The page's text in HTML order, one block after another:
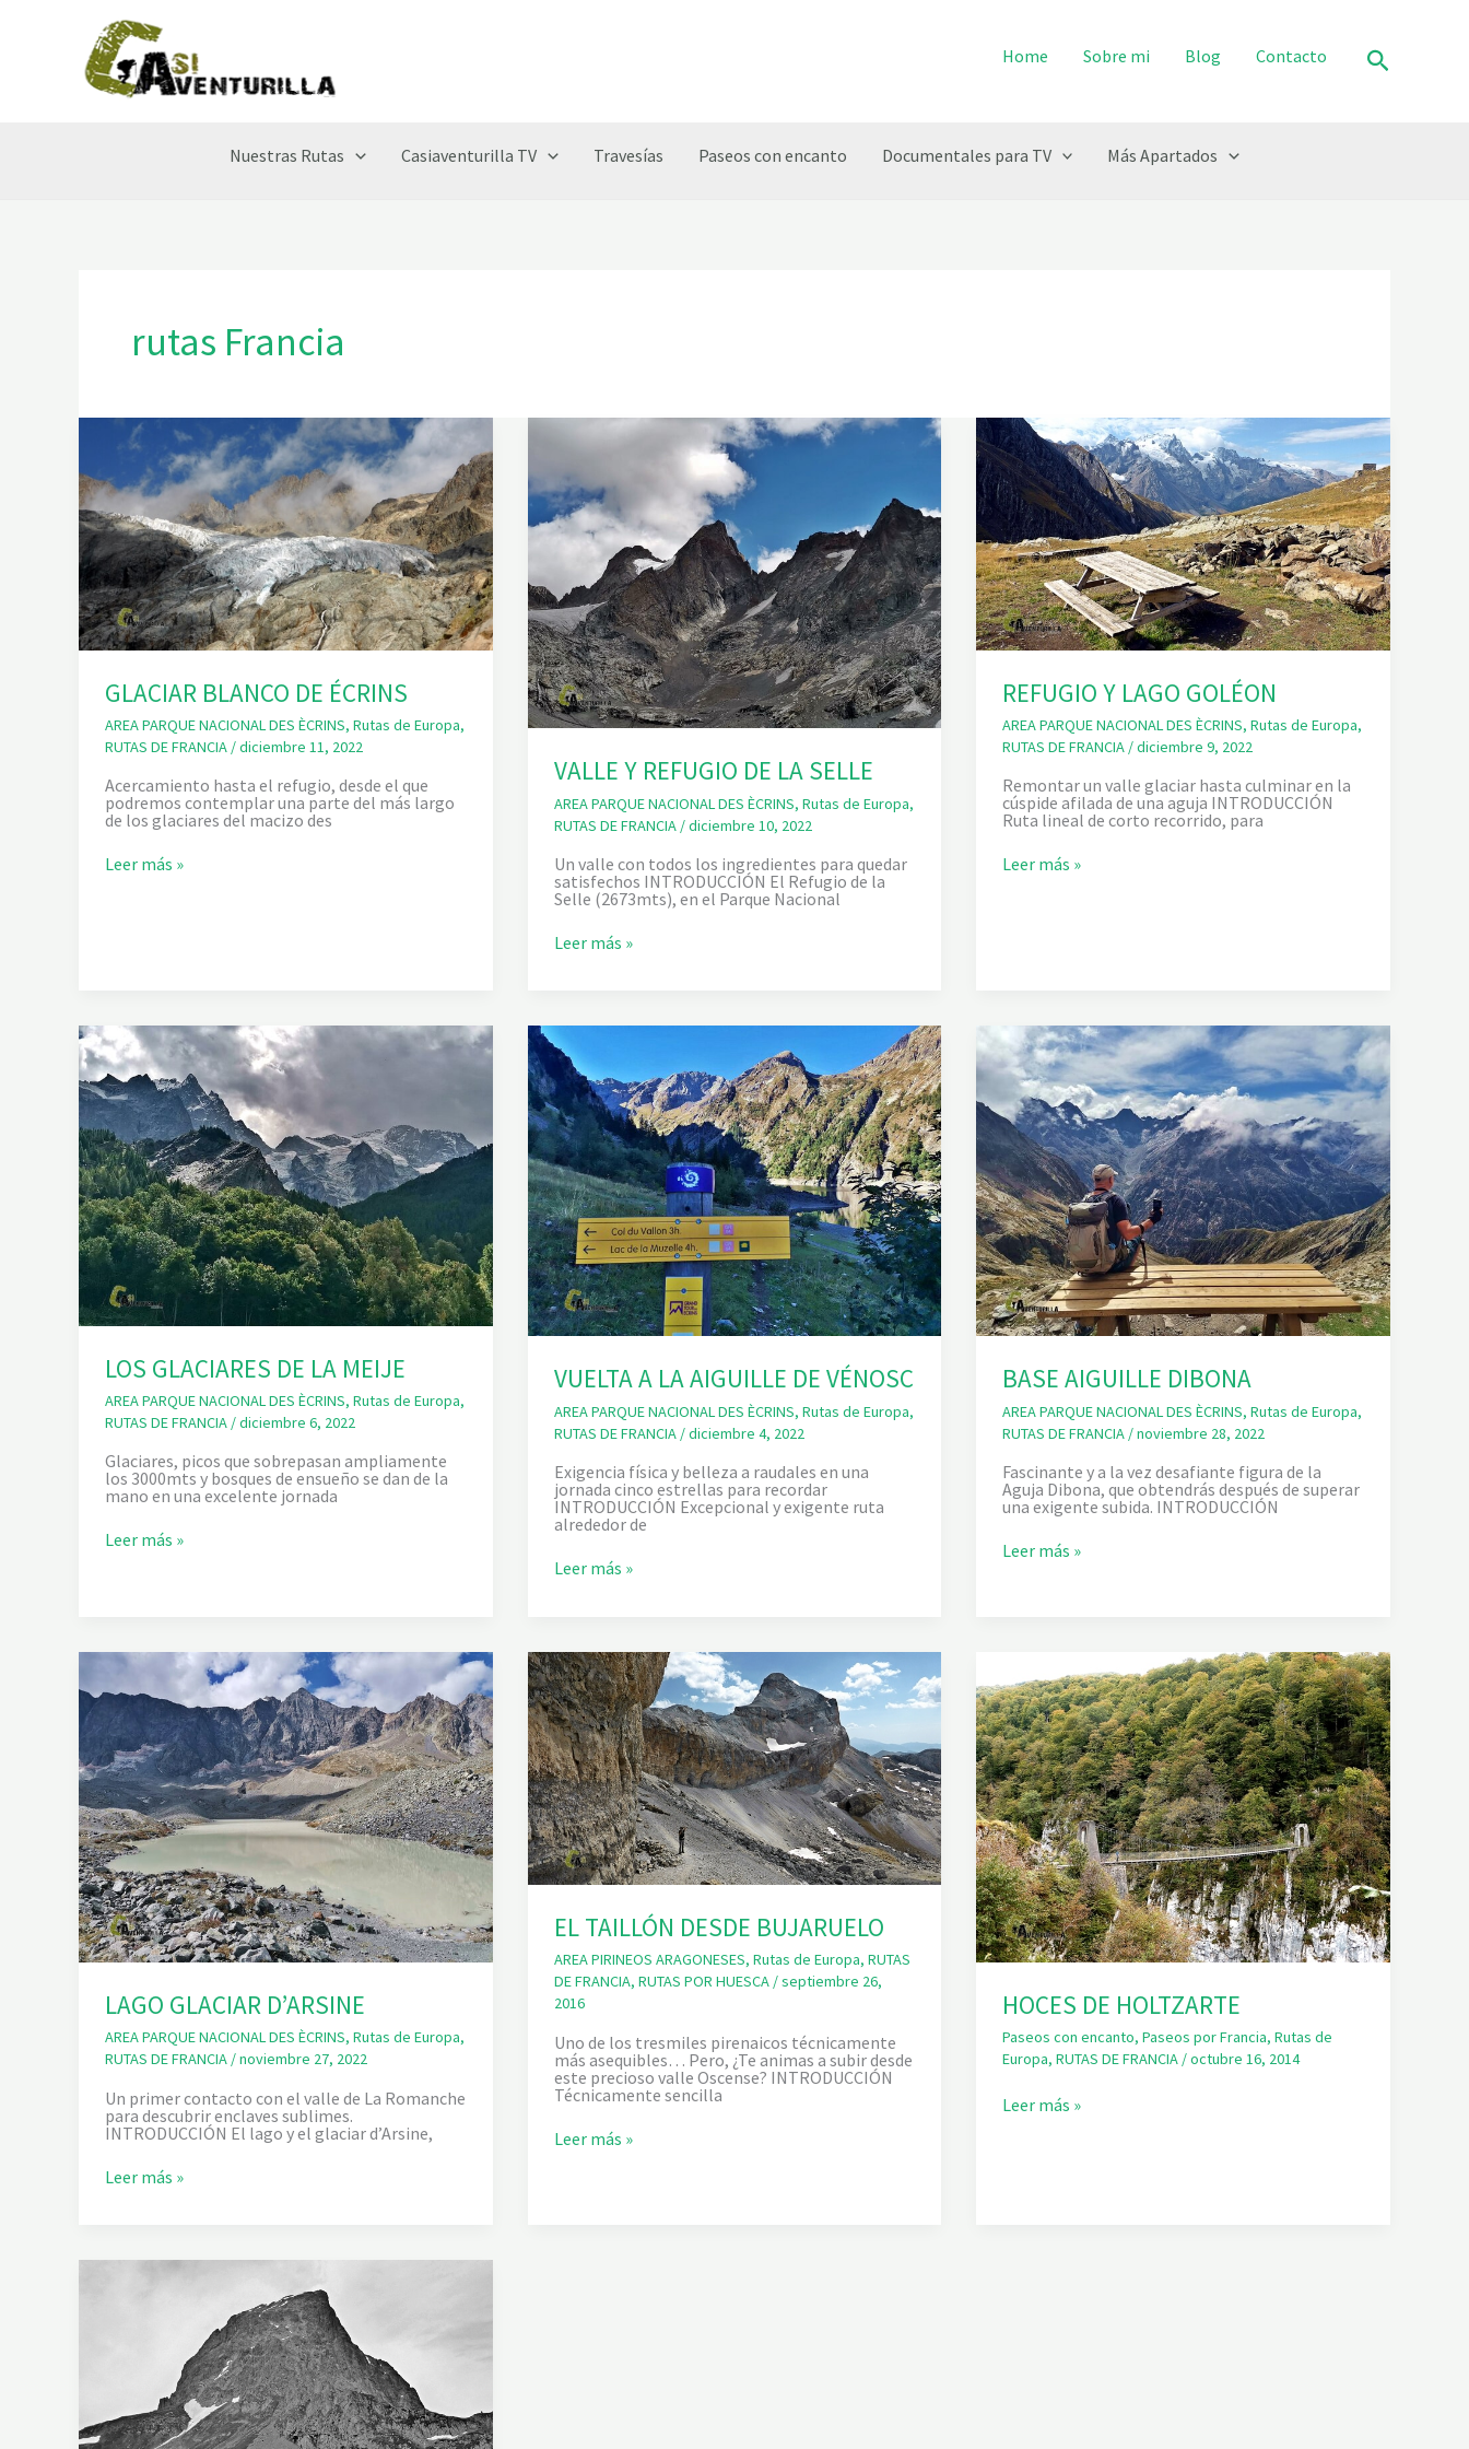
Home Sobre mi Blog Contacto Buscar
Nuestras Rutas Casiaventurilla TV Travesías Paseos con encanto Documentales para TV Más Apartados
rutas Francia
GLACIAR BLANCO DE ÉCRINS
AREA PARQUE NACIONAL DES ÈCRINS, Rutas de Europa,
RUTAS DE FRANCIA /diciembre 11, 2022
Acercamiento hasta el refugio, desde el que
podremos contemplar una parte del más largo
de los glaciares del macizo des
G
N
C
O
D
E
É
C
R
I
N
S
Leer más »
VALLE Y REFUGIO DE LA SELLE
AREA PARQUE NACIONAL DES ÈCRINS, Rutas de Europa,
RUTAS DE FRANCIA/diciembre 10, 2022
Un valle con todos los ingredientes para quedar
satisfechos INTRODUCCIÓN El Refugio de la
Selle (2673mts), en el Parque Nacional
V
Y
R
E
F
U
G
I
O
D
E
L
A
S
E
L
L
E
Leer más »
REFUGIO Y LAGO GOLÉON
AREA PARQUE NACIONAL DES ÈCRINS,Rutas de Europa,
RUTAS DE FRANCIA /diciembre 9, 2022
Remontar un valle glaciar hasta culminar en la
cúspide afilada de una aguja INTRODUCCIÓN
Ruta lineal de corto recorrido, para
R
G
O
G
L
É
O
N
Leer más »
LOS GLACIARES DE LA MEIJE
AREA PARQUE NACIONAL DES ÈCRINS, Rutas de Europa,
RUTAS DE FRANCIA /diciembre 6, 2022
Glaciares, picos que sobrepasan ampliamente
los 3000mts y bosques de ensueño se dan de la
mano en una excelente jornada
L
R
S
D
E
L
A
M
E
I
J
E
Leer más »
VUELTA A LA AIGUILLE DE VÉNOSC
AREA PARQUE NACIONAL DES ÈCRINS, Rutas de Europa,
RUTAS DE FRANCIA/diciembre 4, 2022
Exigencia física y belleza a raudales en una
jornada cinco estrellas para recordar
INTRODUCCIÓN Excepcional y exigente ruta
alrededor de
V
A
A
L
A
A
I
G
U
I
L
L
E
D
E
É
N
O
S
C
Leer más »
BASE AIGUILLE DIBONA
AREA PARQUE NACIONAL DES ÈCRINS,Rutas de Europa,
RUTAS DE FRANCIA /noviembre 28, 2022
Fascinante y a la vez desafiante figura de la
Aguja Dibona, que obtendrás después de superar
una exigente subida. INTRODUCCIÓN
B
I
L
L
E
D
I
B
O
N
A
Leer más »
LAGO GLACIAR D’ARSINE
AREA PARQUE NACIONAL DES ÈCRINS, Rutas de Europa,
RUTAS DE FRANCIA /noviembre 27, 2022
Un primer contacto con el valle de La Romanche
para descubrir enclaves sublimes.
INTRODUCCIÓN El lago y el glaciar d’Arsine,
L
L
R
S
Leer más »
EL TAILLÓN DESDE BUJARUELO
AREA PIRINEOS ARAGONESES, Rutas de Europa, RUTAS
DE FRANCIA, RUTAS POR HUESCA/septiembre 26,
2016
Uno de los tresmiles pirenaicos técnicamente
más asequibles… Pero, ¿Te animas a subir desde
este precioso valle Oscense? INTRODUCCIÓN
Técnicamente sencilla
ELeer más »
HOCES DE HOLTZARTE
Paseos con encanto,Paseos por Francia,Rutas de
Europa,RUTAS DE FRANCIA /octubre 16, 2014
H
Leer más »